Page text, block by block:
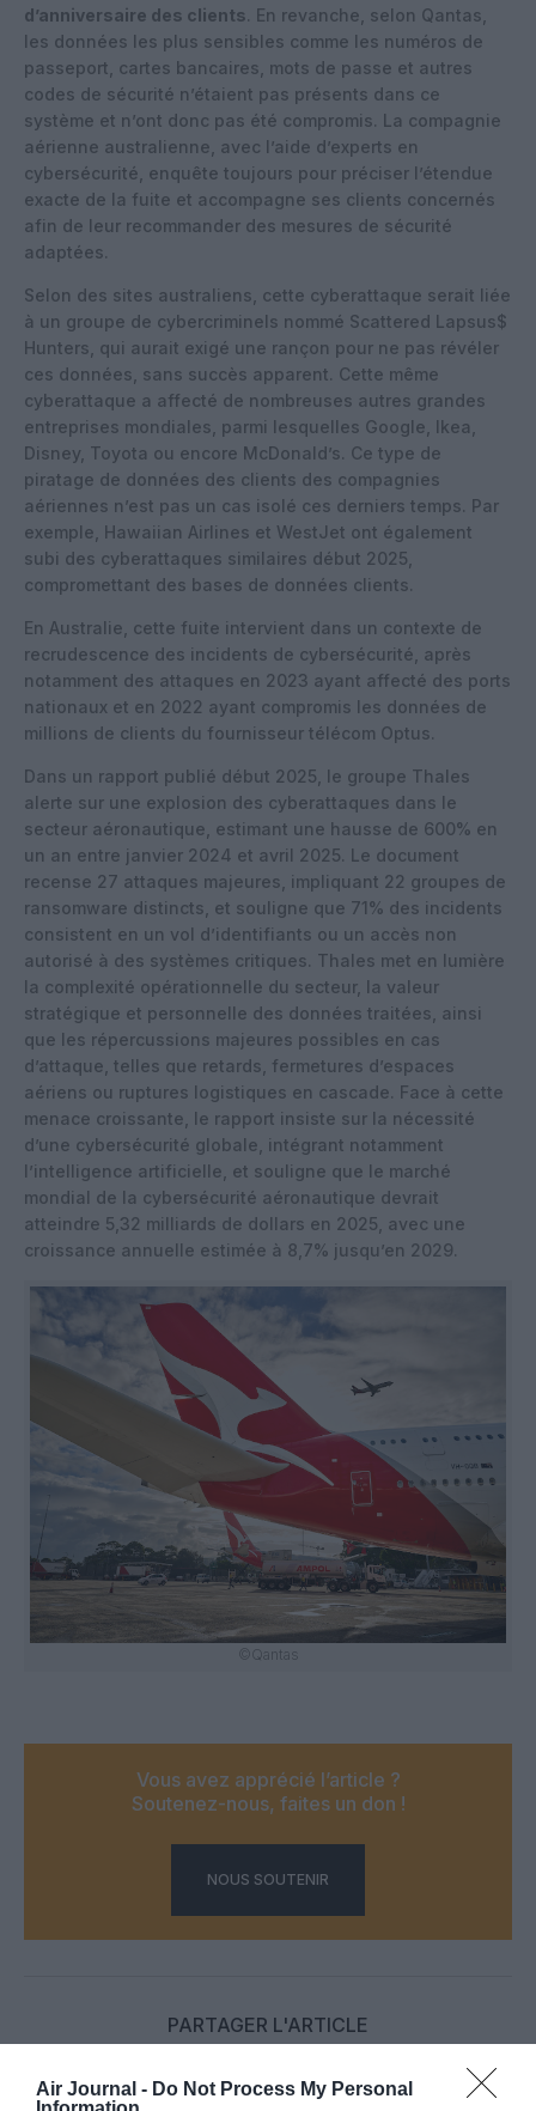
Air Journal - Do Not Process My Personal
d’anniversaire des clients. En revanche, selon Qantas,
les données les plus sensibles comme les numéros de
passeport, cartes bancaires, mots de passe et autres
codes de sécurité n’étaient pas présents dans ce
système et n’ont donc pas été compromis. La compagnie
aérienne australienne, avec l’aide d’experts en
cybersécurité, enquête toujours pour préciser l’étendue
exacte de la fuite et accompagne ses clients concernés
afin de leur recommander des mesures de sécurité
adaptées.
Selon des sites australiens, cette cyberattaque serait liée
à un groupe de cybercriminels nommé Scattered Lapsus$
Hunters, qui aurait exigé une rançon pour ne pas révéler
ces données, sans succès apparent. Cette même
cyberattaque a affecté de nombreuses autres grandes
entreprises mondiales, parmi lesquelles Google, Ikea,
Disney, Toyota ou encore McDonald’s. Ce type de
piratage de données des clients des compagnies
aériennes n’est pas un cas isolé ces derniers temps. Par
exemple, Hawaiian Airlines et WestJet ont également
subi des cyberattaques similaires début 2025,
compromettant des bases de données clients.
En Australie, cette fuite intervient dans un contexte de
recrudescence des incidents de cybersécurité, après
notamment des attaques en 2023 ayant affecté des ports
nationaux et en 2022 ayant compromis les données de
millions de clients du fournisseur télécom Optus.
Dans un rapport publié début 2025, le groupe Thales
alerte sur une explosion des cyberattaques dans le
secteur aéronautique, estimant une hausse de 600% en
un an entre janvier 2024 et avril 2025. Le document
recense 27 attaques majeures, impliquant 22 groupes de
ransomware distincts, et souligne que 71% des incidents
consistent en un vol d’identifiants ou un accès non
autorisé à des systèmes critiques. Thales met en lumière
la complexité opérationnelle du secteur, la valeur
stratégique et personnelle des données traitées, ainsi
que les répercussions majeures possibles en cas
d’attaque, telles que retards, fermetures d’espaces
aériens ou ruptures logistiques en cascade. Face à cette
menace croissante, le rapport insiste sur la nécessité
d’une cybersécurité globale, intégrant notamment
l’intelligence artificielle, et souligne que le marché
mondial de la cybersécurité aéronautique devrait
atteindre 5,32 milliards de dollars en 2025, avec une
croissance annuelle estimée à 8,7% jusqu’en 2029.
©Qantas
Vous avez apprécié l’article ?
Soutenez-nous, faites un don !
NOUS SOUTENIR
PARTAGER L'ARTICLE